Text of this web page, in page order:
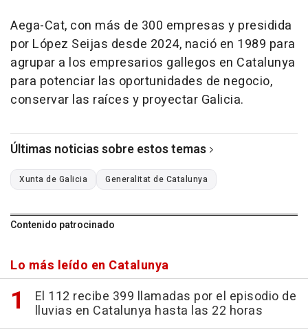
Aega-Cat, con más de 300 empresas y presidida
por López Seijas desde 2024, nació en 1989 para
agrupar a los empresarios gallegos en Catalunya
para potenciar las oportunidades de negocio,
conservar las raíces y proyectar Galicia.
Últimas noticias sobre estos temas
Xunta de Galicia Generalitat de Catalunya
Contenido patrocinado
Lo más leído en Catalunya
El 112 recibe 399 llamadas por el episodio de
lluvias en Catalunya hasta las 22 horas